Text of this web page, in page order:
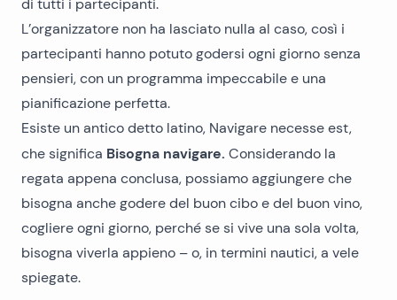
di tutti i partecipanti.
L’organizzatore non ha lasciato nulla al caso, così i
partecipanti hanno potuto godersi ogni giorno senza
pensieri, con un programma impeccabile e una
pianificazione perfetta.
Esiste un antico detto latino, Navigare necesse est,
che significa Bisogna navigare. Considerando la
regata appena conclusa, possiamo aggiungere che
bisogna anche godere del buon cibo e del buon vino,
cogliere ogni giorno, perché se si vive una sola volta,
bisogna viverla appieno – o, in termini nautici, a vele
spiegate.